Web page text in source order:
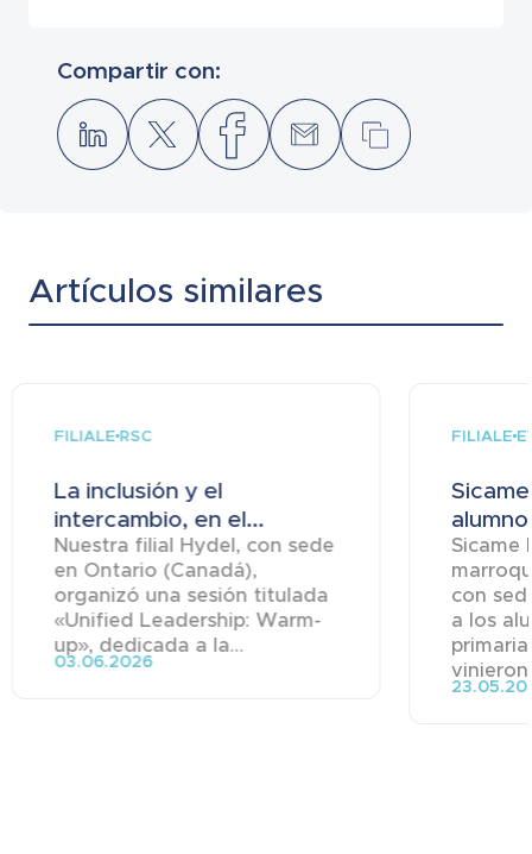
Compartir con:
Artículos similares
FILIALERSC
La inclusión y el
intercambio, en el...
Nuestra filial Hydel, con sede
en Ontario (Canadá),
organizó una sesión titulada
«Unified Leadership: Warm-
up», dedicada a la...
03.06.2026
FILIALE
Sicame
con
a los
vinieron